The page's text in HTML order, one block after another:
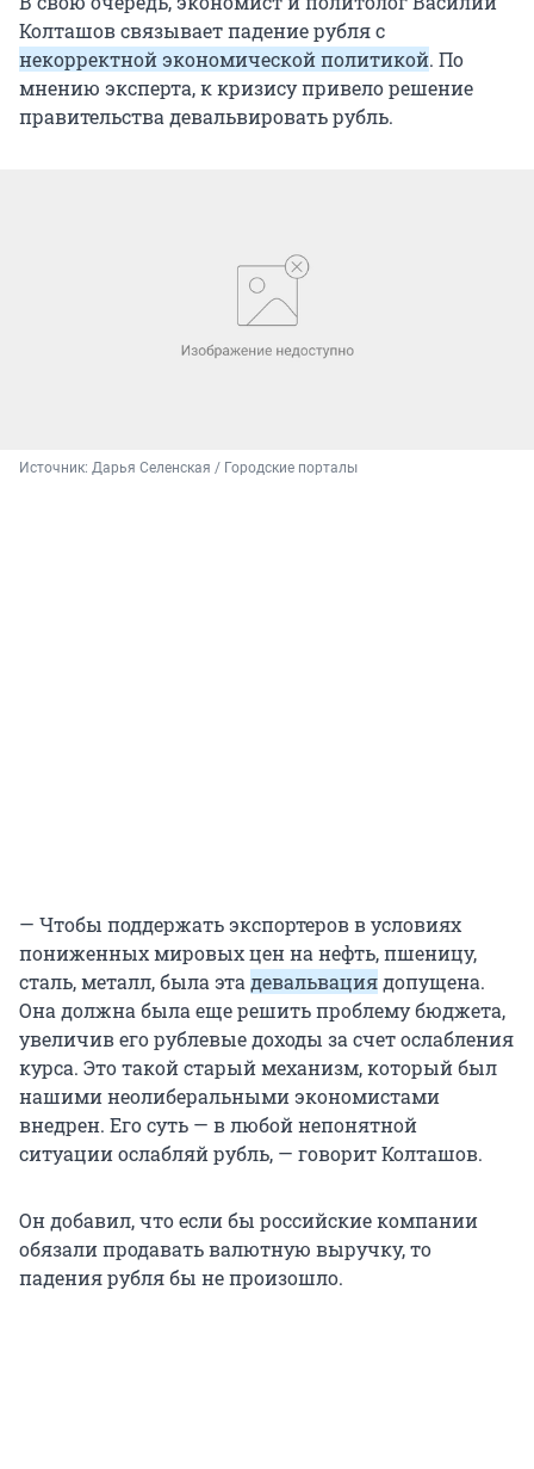
Колташов связывает падение рубля с
некорректной экономической политикой. По
мнению эксперта, к кризису привело решение
правительства девальвировать рубль.
Источник: Дарья Селенская / Городские порталы
— Чтобы поддержать экспортеров в условиях
пониженных мировых цен на нефть, пшеницу,
сталь, металл, была этадевальвациядопущена.
Она должна была еще решить проблему бюджета,
увеличив его рублевые доходы за счет ослабления
курса. Это такой старый механизм, который был
нашими неолиберальными экономистами
внедрен. Его суть — в любой непонятной
ситуации ослабляй рубль, — говорит Колташов.
Он добавил, что если бы российские компании
обязали продавать валютную выручку, то
падения рубля бы не произошло.